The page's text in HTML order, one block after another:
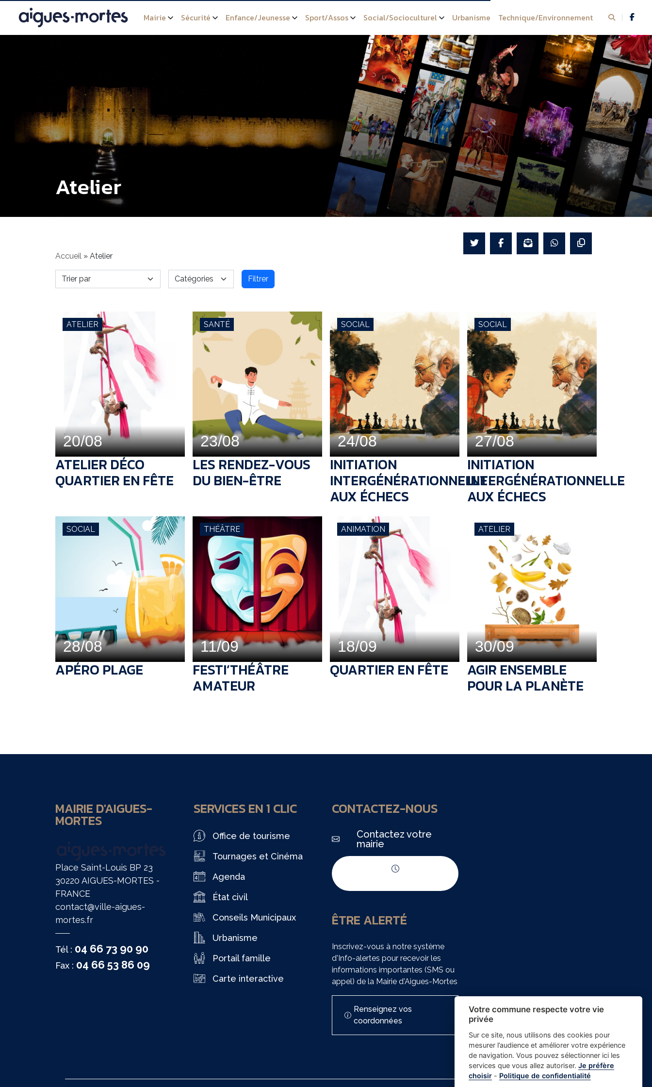
Mairie Sécurité Enfance/Jeunesse Sport/Assos Social/Socioculturel Urbanisme Technique/Environnement
Atelier
Accueil » Atelier
Filtrer
ATELIER
20/08
ATELIER DÉCO
QUARTIER EN FÊTE
SANTÉ
23/08
LES RENDEZ-VOUS
DU BIEN-ÊTRE
SOCIAL
24/08
INITIATION
INTERGÉNÉRATIONNELLE
AUX ÉCHECS
SOCIAL
27/08
INITIATION
INTERGÉNÉRATIONNELLE
AUX ÉCHECS
SOCIAL
28/08
APÉRO PLAGE
THÉÂTRE
11/09
FESTI’THÉÂTRE
AMATEUR
ANIMATION
18/09
QUARTIER EN FÊTE
ATELIER
30/09
AGIR ENSEMBLE
POUR LA PLANÈTE
MAIRIE D'AIGUES-
MORTES
Place Saint-Louis BP 23
30220 AIGUES-MORTES -
FRANCE
contact@ville-aigues-
mortes.fr
Tél : 04 66 73 90 90
Fax : 04 66 53 86 09
SERVICES EN 1 CLIC
Office de tourisme
Tournages et Cinéma
Agenda
État civil
Conseils Municipaux
Urbanisme
Portail famille
Carte interactive
CONTACTEZ-NOUS
Contactez votre
mairie
ÊTRE ALERTÉ
Inscrivez-vous à notre système
d'Info-alertes pour recevoir les
informations importantes (SMS ou
appel) de la Mairie d'Aigues-Mortes
Renseignez vos
coordonnées
Votre commune respecte votre vie
privée
Sur ce site, nous utilisons des cookies pour
mesurer l’audience et améliorer votre expérience
de navigation. Vous pouvez sélectionner ici les
services que vous allez autoriser. Je préfère
choisir- Politique de confidentialité